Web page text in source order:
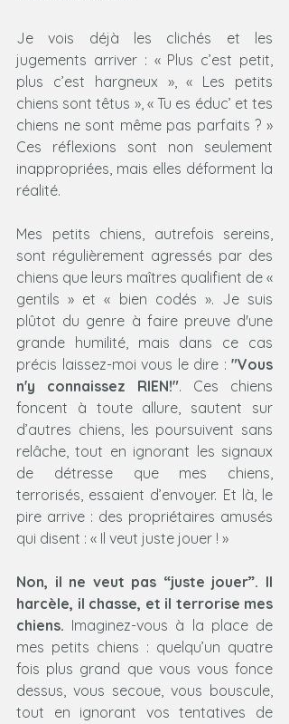
Je vois déjà les clichés et les
jugements arriver : « Plus c’est petit,
plus c’est hargneux », « Les petits
chiens sont têtus », « Tu es éduc’ et tes
chiens ne sont même pas parfaits ? »
Ces réflexions sont non seulement
inappropriées, mais elles déforment la
réalité.
Mes petits chiens, autrefois sereins,
sont régulièrement agressés par des
chiens que leurs maîtres qualifient de «
gentils » et « bien codés ». Je suis
plûtot du genre à faire preuve d'une
grande humilité, mais dans ce cas
précis laissez-moi vous le dire : "Vous
n'y connaissez RIEN!". Ces chiens
foncent à toute allure, sautent sur
d’autres chiens, les poursuivent sans
relâche, tout en ignorant les signaux
de détresse que mes chiens,
terrorisés, essaient d’envoyer. Et là, le
pire arrive : des propriétaires amusés
qui disent : « Il veut juste jouer ! »
Non, il ne veut pas “juste jouer”. Il
harcèle, il chasse, et il terrorise mes
chiens. Imaginez-vous à la place de
mes petits chiens : quelqu’un quatre
fois plus grand que vous vous fonce
dessus, vous secoue, vous bouscule,
tout en ignorant vos tentatives de